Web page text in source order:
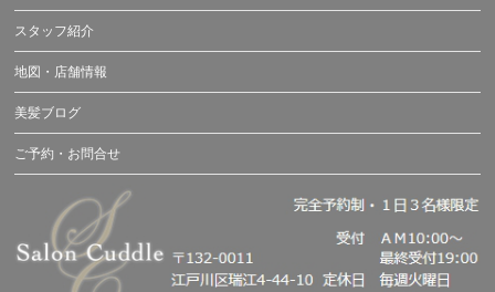
スタッフ紹介
地図・店舗情報
美髪ブログ
ご予約・お問合せ